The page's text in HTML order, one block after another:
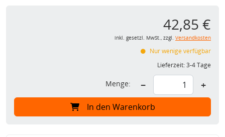
42,85 €
inkl. gesetzl. MwSt., zzgl. Versandkosten
Nur wenige verfügbar
Lieferzeit:3-4 Tage
Menge: − +
In den Warenkorb